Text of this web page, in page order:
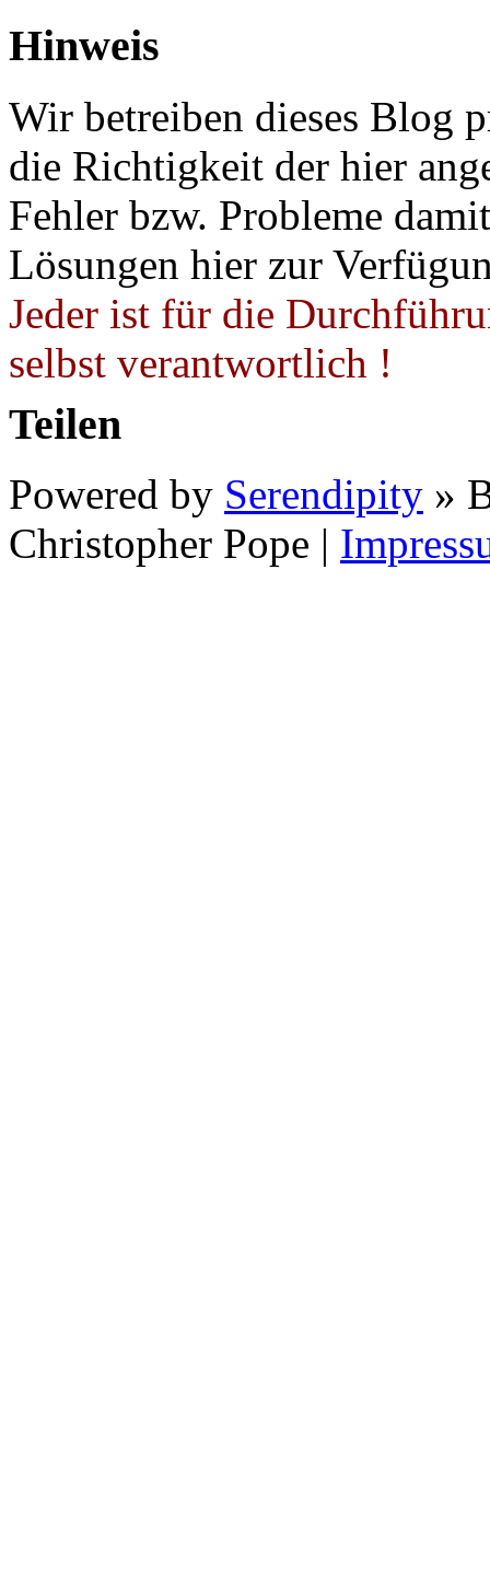
Hinweis
Wir betreiben dieses Blog
die Richtigkeit der hier
Fehler bzw. Probleme
Lösungen hier zur
Jeder ist für die
selbst verantwortlich !
Teilen
Powered by Serendipity »
Christopher Pope |